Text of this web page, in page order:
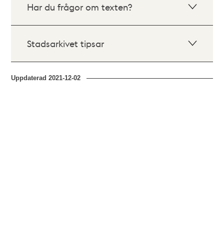
Har du frågor om texten?
Stadsarkivet tipsar
Uppdaterad2021-12-02